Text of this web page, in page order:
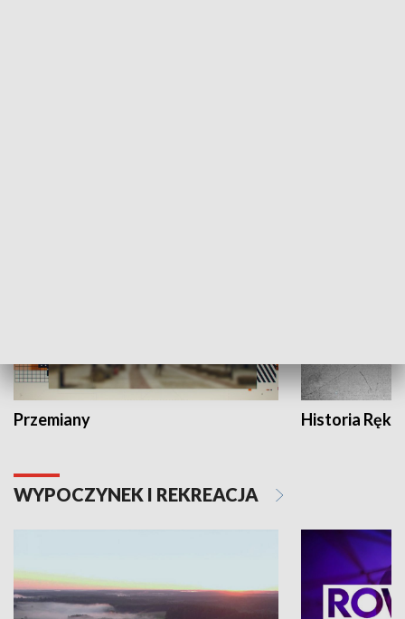
Przemiany Historia Ręką
WYPOCZYNEK I REKREACJA